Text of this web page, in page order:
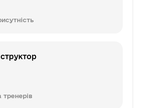
тренерів